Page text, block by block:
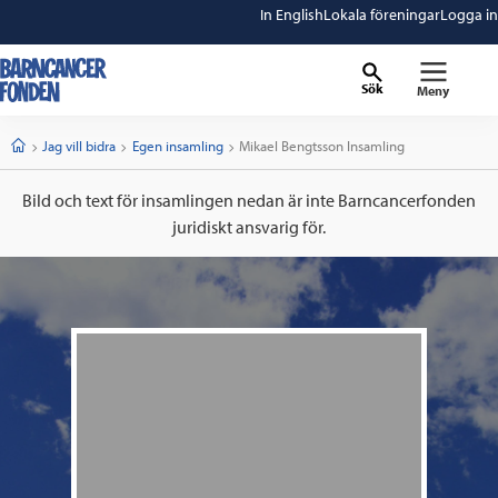
In EnglishLokala föreningarLogga in
Sök Meny
StartJag vill bidra Egen insamling Current:
Mikael Bengtsson Insamling
Bild och text för insamlingen nedan är inte Barncancerfonden
juridiskt ansvarig för.